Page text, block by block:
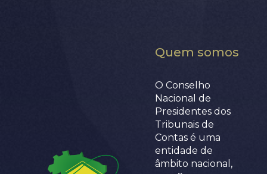
Quem somos
O Conselho
Nacional de
Presidentes dos
Tribunais de
Contas é uma
entidade de
âmbito nacional,